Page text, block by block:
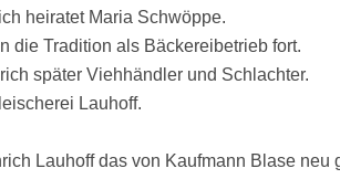
heiratet Maria Schwöppe.
Tradition als Bäckereibetrieb fort.
später Viehhändler und Schlachter.
Lauhoff.
Lauhoff das von Kaufmann Blase neu